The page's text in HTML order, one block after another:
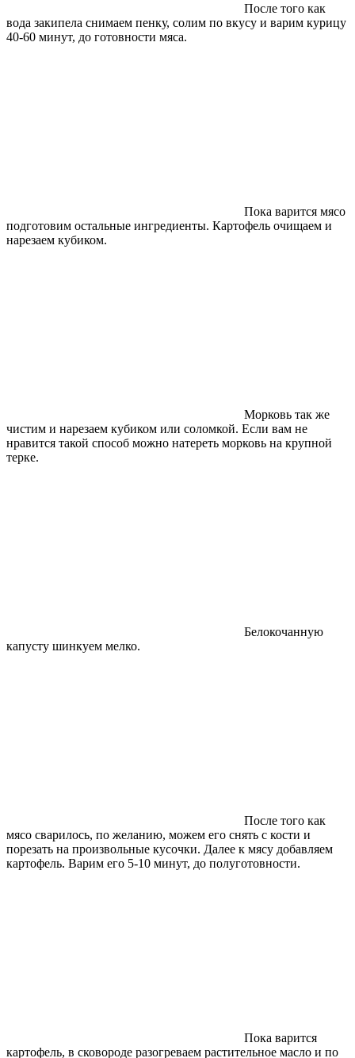
После того как
вода закипела снимаем пенку, солим по вкусу и варим курицу
40-60 минут, до готовности мяса.
Пока варится мясо
подготовим остальные ингредиенты. Картофель очищаем и
нарезаем кубиком.
Морковь так же
чистим и нарезаем кубиком или соломкой. Если вам не
нравится такой способ можно натереть морковь на крупной
терке.
Белокочанную
капусту шинкуем мелко.
После того как
мясо сварилось, по желанию, можем его снять с кости и
порезать на произвольные кусочки. Далее к мясу добавляем
картофель. Варим его 5-10 минут, до полуготовности.
Пока варится
картофель, в сковороде разогреваем растительное масло и по